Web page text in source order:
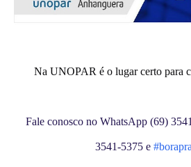
Na UNOPAR é o lugar certo para
Fale conosco no WhatsApp (69)
3541-5375 e